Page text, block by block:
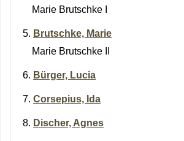
Marie Brutschke I
Brutschke, Marie
Marie Brutschke II
Bürger, Lucia
Corsepius, Ida
Discher, Agnes